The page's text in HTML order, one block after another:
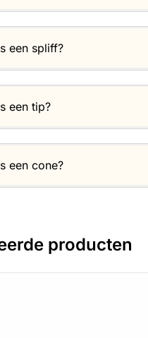
een spliff?
een tip?
een cone?
producten